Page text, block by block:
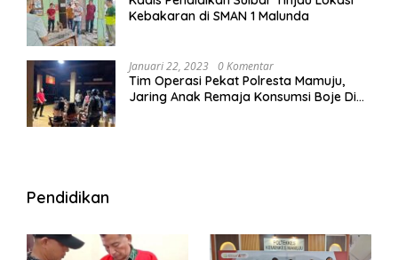
Kebakaran di SMAN 1 Malunda
Januari 22, 2023 0 Komentar
Tim Operasi Pekat Polresta Mamuju,
Jaring Anak Remaja Konsumsi Boje Di
Pendidikan